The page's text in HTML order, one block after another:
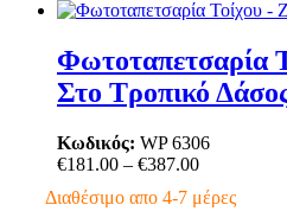
του
το
πολλαπλές
παραλλαγές.
επιλογές
μπορούν
επιλεγούν
Φωτοταπετσαρία
Στο Τροπικό
Κωδικός: WP 6306
€181.00 – €387.00Price
€181.00
Διαθέσιμο απο 4-7 μέρες